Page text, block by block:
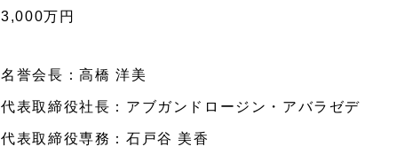
3,000万円
名誉会長：高橋 洋美
代表取締役社長：アブガンドロージン・アバラゼデ
代表取締役専務：石戸谷 美香